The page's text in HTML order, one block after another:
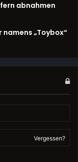
abnahmen
„Toybox“
Vergessen?